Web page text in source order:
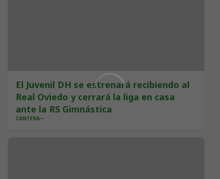
El Juvenil DH se estrenará recibiendo al
Real Oviedo y cerrará la liga en casa
ante la RS Gimnástica
CANTERA